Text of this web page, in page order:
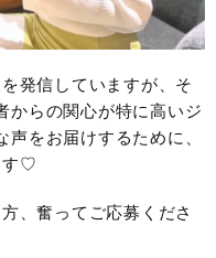
発信していますが、そ
からの関心が特に高いジ
をお届けするために、
す♡
、奮ってご応募くださ